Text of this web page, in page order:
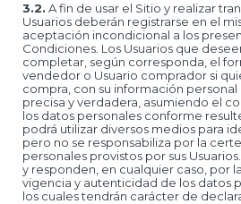
3.2. A fin de usar el Sitio y realizar
Usuarios deberán registrarse en el
aceptación incondicional a los
Condiciones. Los Usuarios que
completar, según corresponda, el
vendedor o Usuario comprador si
compra, con su información personal
precisa y verdadera, asumiendo el
los datos personales conforme
podrá utilizar diversos medios para
pero no se responsabiliza por la
personales provistos por sus
y responden, en cualquier caso, por
vigencia y autenticidad de los datos
los cuales tendrán carácter de